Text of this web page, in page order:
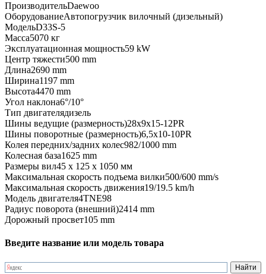
ПроизводительDaewoo
ОборудованиеАвтопогрузчик вилочный (дизельный)
МодельD33S-5
Масса5070 кг
Эксплуатационная мощность59 kW
Центр тяжести500 mm
Длина2690 mm
Ширина1197 mm
Высота4470 mm
Угол наклона6°/10°
Тип двигателядизель
Шины ведущие (размерность)28x9х15-12PR
Шины поворотные (размерность)6,5х10-10PR
Колея передних/задних колес982/1000 mm
Колесная база1625 mm
Размеры вил45 x 125 x 1050 мм
Максимальная скорость подъема вилки500/600 mm/s
Максимальная скорость движения19/19.5 km/h
Модель двигателя4TNE98
Радиус поворота (внешний)2414 mm
Дорожный просвет105 mm
Введите название или модель товара